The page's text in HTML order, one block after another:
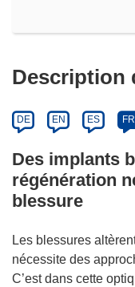
Description
DE EN ES FR
Des implants
régénération
blessure
Les blessures
nécessite des
C’est dans cette